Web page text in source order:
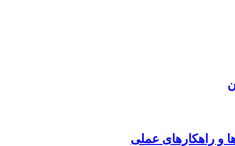
و راهکارهای عملی